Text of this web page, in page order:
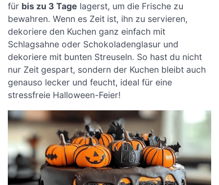
für bis zu 3 Tage lagerst, um die Frische zu
bewahren. Wenn es Zeit ist, ihn zu servieren,
dekoriere den Kuchen ganz einfach mit
Schlagsahne oder Schokoladenglasur und
dekoriere mit bunten Streuseln. So hast du nicht
nur Zeit gespart, sondern der Kuchen bleibt auch
genauso lecker und feucht, ideal für eine
stressfreie Halloween-Feier!